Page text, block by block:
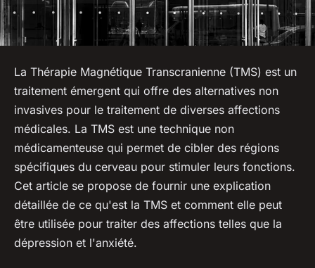
La Thérapie Magnétique Transcranienne (TMS) est un
traitement émergent qui offre des alternatives non
invasives pour le traitement de diverses affections
médicales. La TMS est une technique non
médicamenteuse qui permet de cibler des régions
spécifiques du cerveau pour stimuler leurs fonctions.
Cet article se propose de fournir une explication
détaillée de ce qu'est la TMS et comment elle peut
être utilisée pour traiter des affections telles que la
dépression et l'anxiété.